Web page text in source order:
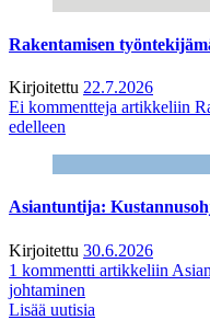
Rakentamisen
Kirjoitettu 22.7.2026
Ei kommentteja artikkeliin
edelleen
Asiantuntija:
Kirjoitettu 30.6.2026
1 kommentti artikkeliin
johtaminen
Lisää uutisia